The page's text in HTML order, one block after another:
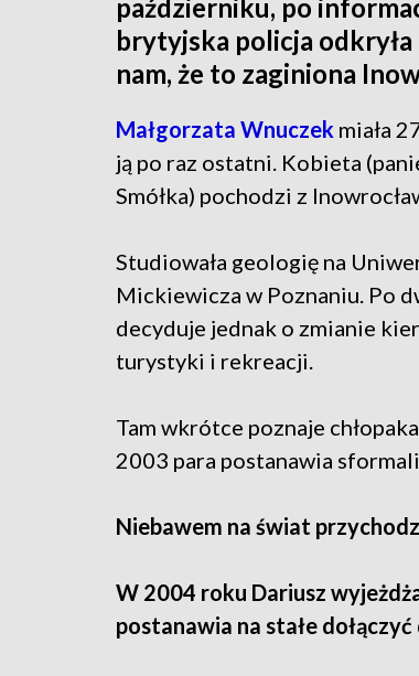
październiku, po
brytyjska policja
nam, że to zaginiona
Małgorzata Wnuczek miała
ją po raz ostatni. Kobieta
Smółka) pochodzi z
Studiowała geologię na
Mickiewicza w Poznaniu. Po
decyduje jednak o zmianie
turystyki i rekreacji.
Tam wkrótce poznaje
2003 para postanawia
Niebawem na świat
W 2004 roku Dariusz
postanawia na stałe dołączyć